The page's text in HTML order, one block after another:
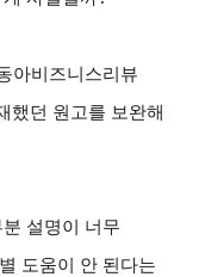
아비즈니스리뷰
했던 원고를 보완해
설명이 너무
도움이 안 된다는